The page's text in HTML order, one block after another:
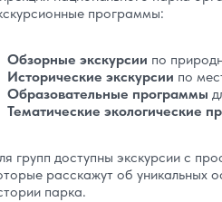
программы:
Обзорные экскурсии по
Исторические экскурсии по
Образовательные программы
Тематические экологические
групп доступны экскурсии с
расскажут об уникальных
парка.